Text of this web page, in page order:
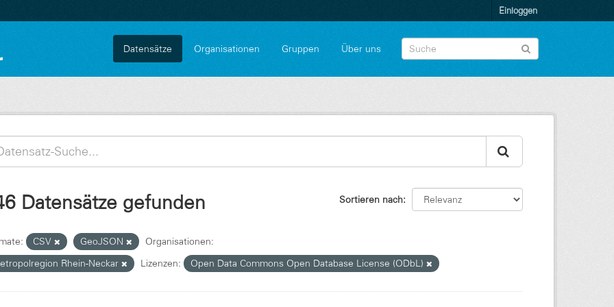
Einloggen
Datensätze Organisationen Gruppen Über uns
Sortieren nach
Datensätze gefunden
CSV GeoJSON
Organisationen:
Rhein-Neckar
Lizenzen: Open Data Commons Open Database License (ODbL)